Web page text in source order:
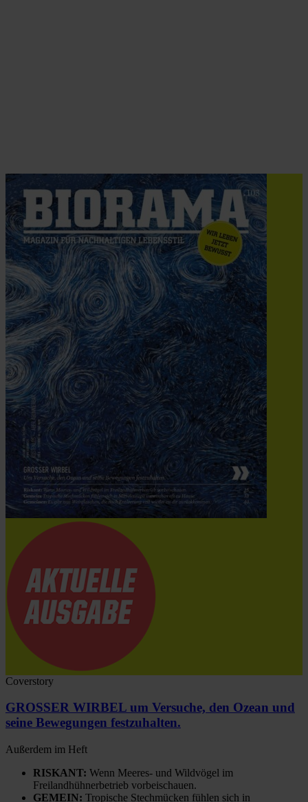
Coverstory
GROSSER WIRBEL um Versuche, den Ozean und
seine Bewegungen festzuhalten.
Außerdem im Heft
RISKANT: Wenn Meeres- und Wildvögel im
Freilandhühnerbetrieb vorbeischauen.
GEMEIN: Tropische Stechmücken fühlen sich in